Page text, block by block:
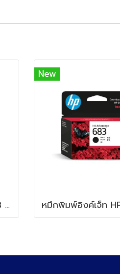
หมึกพิมพ์อิงค์เจ็ท HP 683 Color
New